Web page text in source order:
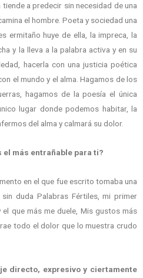
a predecir sin necesidad de una
el hombre. Poeta y sociedad una
ermitaño huye de ella, la impreca, la
y la lleva a la palabra activa y en su
hacerla con una justicia poética
el mundo y el alma. Hagamos de los
hagamos de la poesía el única
lugar donde podemos habitar, la
del alma y calmará su dolor.
más entrañable para ti?
en el que fue escrito tomaba una
duda Palabras Fértiles, mi primer
que más me duele, Mis gustos más
todo el dolor que lo muestra crudo
directo, expresivo y ciertamente